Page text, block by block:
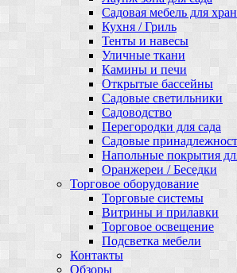
Садовая мебель для
Кухня / Гриль
Тенты и навесы
Уличные ткани
Камины и печи
Открытые бассейны
Садовые светильники
Садоводство
Перегородки для сада
Садовые
Напольные покрытия
Оранжереи / Беседки
Торговое оборудование
Торговые системы
Витрины и прилавки
Торговое освещение
Подсветка мебели
Контакты
Обзоры